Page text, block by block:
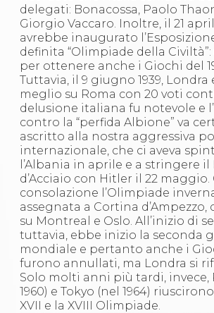
delegati: Bonacossa, Paolo
Giorgio Vaccaro. Inoltre, il 21
avrebbe inaugurato
definita “Olimpiade della
per ottenere anche i Giochi del
Tuttavia, il 9 giugno 1939, Londra
meglio su Roma con 20 voti
delusione italiana fu notevole e
contro la “perfida Albione” va
ascritto alla nostra aggressiva
internazionale, che ci aveva
l’Albania in aprile e a stringere il
d’Acciaio con Hitler il 22
consolazione l’Olimpiade
assegnata a Cortina d’Ampezzo,
su Montreal e Oslo. All’inizio di
tuttavia, ebbe inizio la seconda
mondiale e pertanto anche i
furono annullati, ma Londra si
Solo molti anni più tardi, invece,
1960) e Tokyo (nel 1964)
XVII e la XVIII Olimpiade.